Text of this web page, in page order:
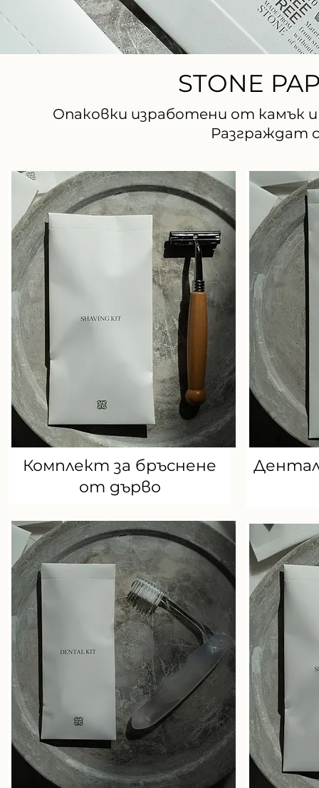
STONE
Опаковки изработени от камък
Разграждат
Комплект за бръснене
от дърво